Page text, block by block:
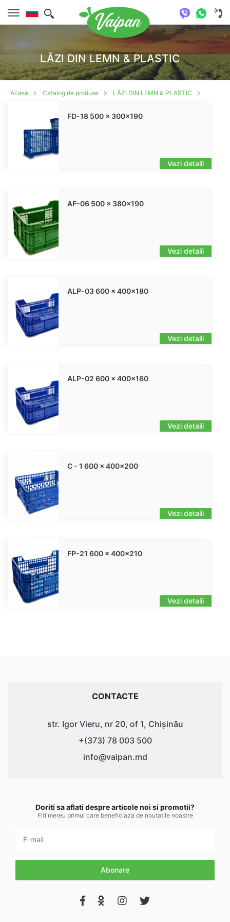
LĂZI DIN LEMN & PLASTIC
Acasa Catalog de produse
LĂZI DIN LEMN & PLASTIC
Lăzi din plastic
FD-18 500 x 300x190
Vezi detalii
AF-06 500 x 380x190
Vezi detalii
ALP-03 600 x 400x180
Vezi detalii
ALP-02 600 x 400x160
Vezi detalii
C - 1 600 x 400x200
Vezi detalii
FP-21 600 x 400x210
Vezi detalii
CONTACTE
str. Igor Vieru, nr 20, of 1, Chișinău
+(373) 78 003 500
info@vaipan.md
Doriti sa aflati despre articole noi si promotii?
Fiti mereu primul care beneficiaza de noutatile noastre
Abonare